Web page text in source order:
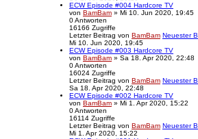
ECW Episode #004 Hardcore TV
von BamBam » Mi 10. Jun 2020, 19:45
0Antworten
16166 Zugriffe
Letzter Beitrag von BamBam Neuester
Mi 10. Jun 2020, 19:45
ECW Episode #003 Hardcore TV
von BamBam » Sa 18. Apr 2020, 22:48
0Antworten
16024 Zugriffe
Letzter Beitrag von BamBam Neuester
Sa 18. Apr 2020, 22:48
ECW Episode #002 Hardcore TV
von BamBam » Mi 1. Apr 2020, 15:22
0Antworten
16114 Zugriffe
Letzter Beitrag von BamBam Neuester
Mi 1. Apr 2020, 15:22